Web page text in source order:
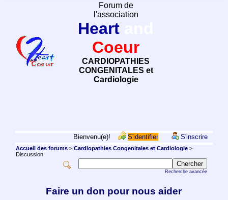
Forum de
l'association
Heart
Coeur
CARDIOPATHIES
CONGENITALES et
Cardiologie
Bienvenu(e)! S'identifier S'inscrire
Accueil des forums> Cardiopathies Congenitales et Cardiologie>
Discussion
Recherche avancée
Faire un don pour nous aider